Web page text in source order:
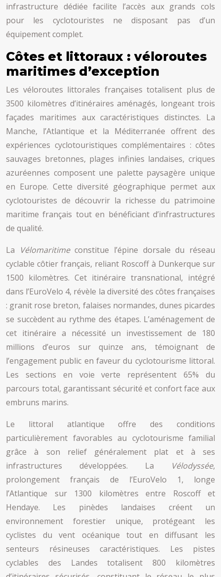
infrastructure dédiée facilite l’accès aux grands cols
pour les cyclotouristes ne disposant pas d’un
équipement complet.
Côtes et littoraux : véloroutes
maritimes d’exception
Les véloroutes littorales françaises totalisent plus de
3500 kilomètres d’itinéraires aménagés, longeant trois
façades maritimes aux caractéristiques distinctes. La
Manche, l’Atlantique et la Méditerranée offrent des
expériences cyclotouristiques complémentaires : côtes
sauvages bretonnes, plages infinies landaises, criques
azuréennes composent une palette paysagère unique
en Europe. Cette diversité géographique permet aux
cyclotouristes de découvrir la richesse du patrimoine
maritime français tout en bénéficiant d’infrastructures
de qualité.
La
Vélomaritimeconstitue l’épine dorsale du réseau
cyclable côtier français, reliant Roscoff à Dunkerque sur
1500 kilomètres. Cet itinéraire transnational, intégré
dans l’EuroVelo 4, révèle la diversité des côtes françaises
: granit rose breton, falaises normandes, dunes picardes
se succèdent au rythme des étapes. L’aménagement de
cet itinéraire a nécessité un investissement de 180
millions d’euros sur quinze ans, témoignant de
l’engagement public en faveur du cyclotourisme littoral.
Les sections en voie verte représentent 65% du
parcours total, garantissant sécurité et confort face aux
embruns marins.
Le littoral atlantique offre des conditions
particulièrement favorables au cyclotourisme familial
grâce à son relief généralement plat et à ses
infrastructures développées. La
Vélodyssée,
prolongement français de l’EuroVelo 1, longe
l’Atlantique sur 1300 kilomètres entre Roscoff et
Hendaye. Les pinèdes landaises créent un
environnement forestier unique, protégeant les
cyclistes du vent océanique tout en diffusant les
senteurs résineuses caractéristiques. Les pistes
cyclables des Landes totalisent 800 kilomètres